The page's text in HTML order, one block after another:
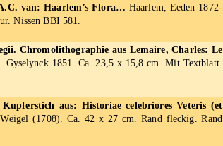
van: Haarlem’s Flora… Haarlem, Eeden 1872-
Nissen BBI 581.
Chromolithographie aus Lemaire, Charles: Le
Gyselynck 1851. Ca. 23,5 x 15,8 cm. Mit Textblatt.
aus: Historiae celebriores Veteris (et
(1708). Ca. 42 x 27 cm. Rand fleckig. Rand